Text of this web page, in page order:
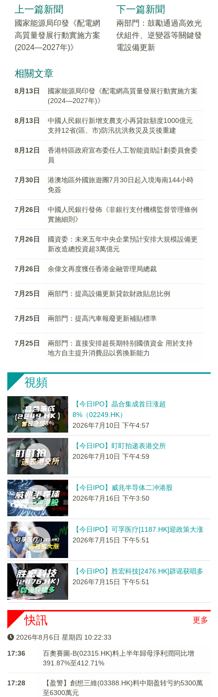
上一篇新聞
國家能源局印發《配電網
高質量發展行動實施方案
(2024—2027年)》
下一篇新聞
兩部門：鼓勵通過高效光
伏組件、逆變器等關鍵發
電設備更新
相關文章
8月13日
國家能源局印發《配電網高質量發展行動實施方案
(2024—2027年)》
8月13日
中國人民銀行新增支農支小再貸款額度1000億元
支持12省(區、市)防汛抗洪救災及災後重建
8月12日
香港特區政府宣布委任人工智能資助計劃委員會委
員
7月30日
港澳地區外國旅遊團7月30日起入境海南144小時
免簽
7月26日
中國人民銀行發佈《非銀行支付機構監督管理條例
實施細則》
7月26日
國資委：未來五年中央企業預計安排大規模設備更
新改造總投資超3萬億元
7月26日 余偉文再度獲任香港金融管理局總裁
7月25日 兩部門：提高設備更新貸款財政貼息比例
7月25日 兩部門：提高汽車報廢更新補貼標準
7月25日
兩部門：直接安排超長期特别國債資金 用於支持
地方自主提升消費品以舊換新能力
視頻
【今日IPO】晶合集成首日涨超
8%（02249.HK）
2026年7月10日 下午4:57
【今日IPO】盯盯拍递表港交所
2026年7月10日 下午4:59
【今日IPO】威兆半导体二冲港股
2026年7月16日 下午3:50
【今日IPO】可孚医疗[1187.HK]迎政策大涨
2026年7月15日 下午5:51
【今日IPO】胜宏科技[2476.HK]辟谣获唱多
2026年7月15日 下午5:51
更多
快訊
2026年8月6日 星期四 10:22:33
17:36
百奧賽圖-B(02315.HK)料上半年歸母淨利潤同比增
391.87%至412.71%
17:28
【盈警】創想三維(03388.HK)料中期盈转亏約5300萬
至6300萬元